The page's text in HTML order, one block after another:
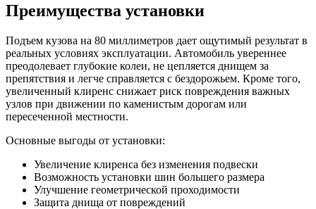
Преимущества установки
Подъем кузова на 80 миллиметров дает ощутимый результат в
реальных условиях эксплуатации. Автомобиль увереннее
преодолевает глубокие колеи, не цепляется днищем за
препятствия и легче справляется с бездорожьем. Кроме того,
увеличенный клиренс снижает риск повреждения важных
узлов при движении по каменистым дорогам или
пересеченной местности.
Основные выгоды от установки:
Увеличение клиренса без изменения подвески
Возможность установки шин большего размера
Улучшение геометрической проходимости
Защита днища от повреждений